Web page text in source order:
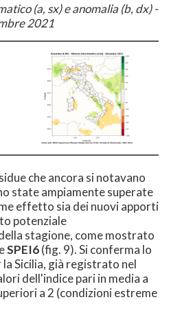
(a, sx) e anomalia (b, dx) -
2021
che ancora si notavano
state ampiamente superate
effetto sia dei nuovi apporti
potenziale
stagione, come mostrato
SPEI6(fig. 9). Si conferma lo
Sicilia, già registrato nel
dell'indice pari in media a
a 2 (condizioni estreme